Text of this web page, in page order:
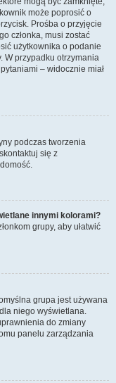
może poprosić o
Prośba o przyjęcie
członka, musi zostać
użytkownika o podanie
W przypadku otrzymania
– widocznie miał
podczas tworzenia
się z
innymi kolorami?
grupy, aby ułatwić
grupa jest używana
niego wyświetlana.
do zmiany
panelu zarządzania